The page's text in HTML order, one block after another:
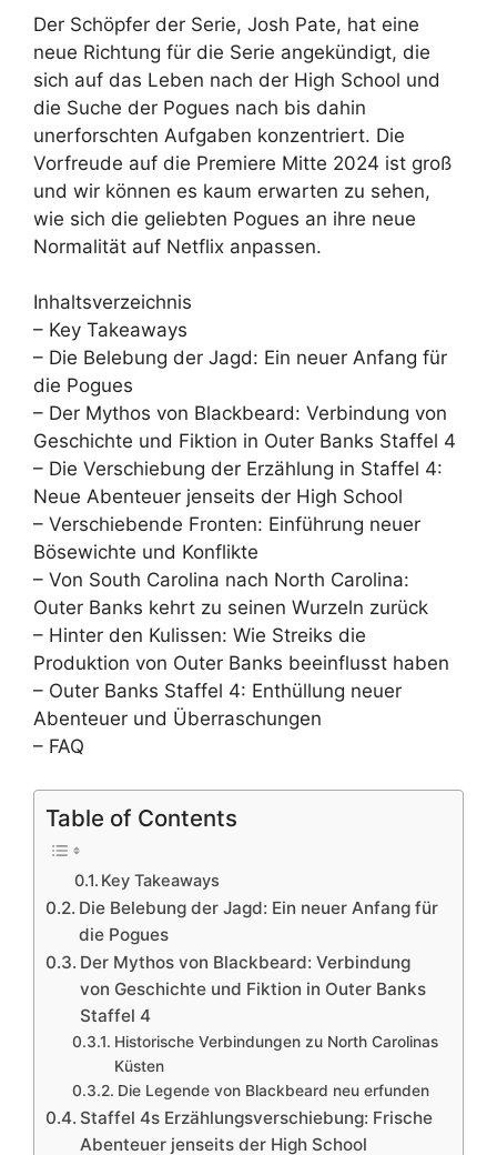
Der Schöpfer der Serie, Josh Pate, hat eine
neue Richtung für die Serie angekündigt, die
sich auf das Leben nach der High School und
die Suche der Pogues nach bis dahin
unerforschten Aufgaben konzentriert. Die
Vorfreude auf die Premiere Mitte 2024 ist groß
und wir können es kaum erwarten zu sehen,
wie sich die geliebten Pogues an ihre neue
Normalität auf Netflix anpassen.
Inhaltsverzeichnis
– Key Takeaways
– Die Belebung der Jagd: Ein neuer Anfang für
die Pogues
– Der Mythos von Blackbeard: Verbindung von
Geschichte und Fiktion in Outer Banks Staffel 4
– Die Verschiebung der Erzählung in Staffel 4:
Neue Abenteuer jenseits der High School
– Verschiebende Fronten: Einführung neuer
Bösewichte und Konflikte
– Von South Carolina nach North Carolina:
Outer Banks kehrt zu seinen Wurzeln zurück
– Hinter den Kulissen: Wie Streiks die
Produktion von Outer Banks beeinflusst haben
– Outer Banks Staffel 4: Enthüllung neuer
Abenteuer und Überraschungen
– FAQ
Table of Contents
Key Takeaways
Die Belebung der Jagd: Ein neuer Anfang für
die Pogues
Der Mythos von Blackbeard: Verbindung
von Geschichte und Fiktion in Outer Banks
Staffel 4
Historische Verbindungen zu North Carolinas
Küsten
Die Legende von Blackbeard neu erfunden
Staffel 4s Erzählungsverschiebung: Frische
Abenteuer jenseits der High School